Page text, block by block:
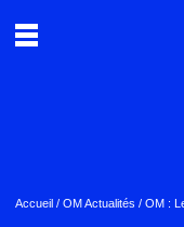
Accueil / OM Actualités / OM :